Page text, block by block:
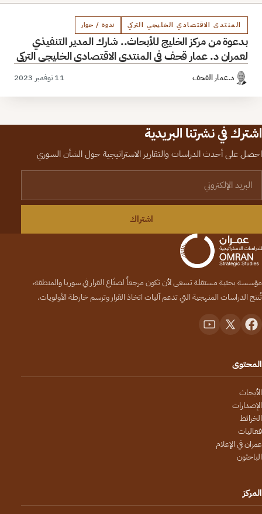
المنتدى الاقتصادي الخليجي التركي ندوة / حوار
بدعوة من مركز الخليج للأبحاث.. شارك المدير التنفيذي
لعمران د. عمار قحف في المنتدى الاقتصادي الخليجي التركي
د.عمار القحف 11 نوفمبر 2023
اشترك في نشرتنا البريدية
احصل على أحدث الدراسات والتقارير الاستراتيجية حول الشأن السوري
اشتراك
مؤسسة بحثية مستقلة تسعى لأن تكون مرجعاً لصنّاع القرار في سوريا والمنطقة،
تُنتج الدراسات المنهجية التي تدعم آليات اتخاذ القرار وترسم خارطة الأولويات.
المحتوى
الأبحاث
الإصدارات
الخرائط
فعاليات
عمران في الإعلام
الباحثون
المركز